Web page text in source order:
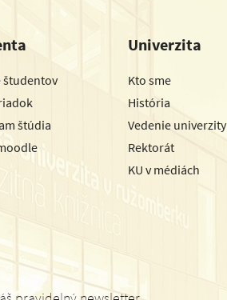
študentov
štúdia
Univerzita
Kto sme
História
Vedenie univerzity
Rektorát
KU v médiách